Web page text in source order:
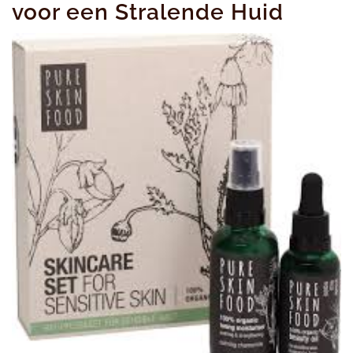
voor een Stralende Huid